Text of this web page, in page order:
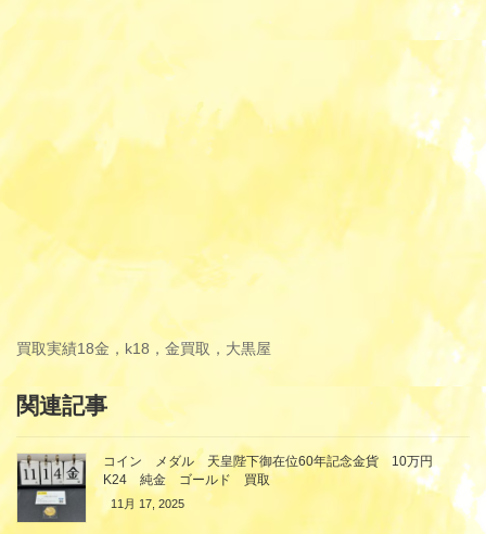
買取実績18金，k18，金買取，大黒屋
関連記事
コイン メダル 天皇陛下御在位60年記念金貨 10万円
K24 純金 ゴールド 買取
11月 17, 2025